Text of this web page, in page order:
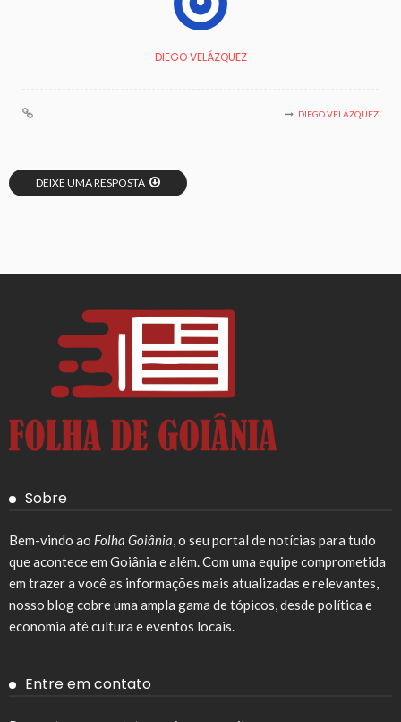
DIEGO VELÁZQUEZ
DIEGO VELÁZQUEZ
DEIXE UMA RESPOSTA
Sobre
Bem-vindo ao Folha Goiânia, o seu portal de notícias para tudo
que acontece em Goiânia e além. Com uma equipe comprometida
em trazer a você as informações mais atualizadas e relevantes,
nosso blog cobre uma ampla gama de tópicos, desde política e
economia até cultura e eventos locais.
Entre em contato